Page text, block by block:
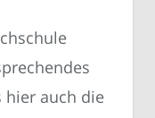
hier auch die